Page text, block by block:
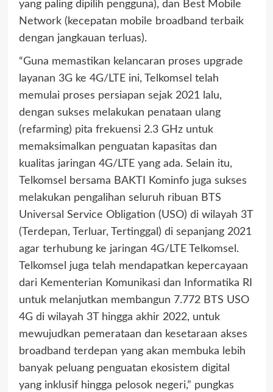
yang paling dipilih pengguna), dan Best Mobile
Network (kecepatan mobile broadband terbaik
dengan jangkauan terluas).
“Guna memastikan kelancaran proses upgrade
layanan 3G ke 4G/LTE ini, Telkomsel telah
memulai proses persiapan sejak 2021 lalu,
dengan sukses melakukan penataan ulang
(refarming) pita frekuensi 2.3 GHz untuk
memaksimalkan penguatan kapasitas dan
kualitas jaringan 4G/LTE yang ada. Selain itu,
Telkomsel bersama BAKTI Kominfo juga sukses
melakukan pengalihan seluruh ribuan BTS
Universal Service Obligation (USO) di wilayah 3T
(Terdepan, Terluar, Tertinggal) di sepanjang 2021
agar terhubung ke jaringan 4G/LTE Telkomsel.
Telkomsel juga telah mendapatkan kepercayaan
dari Kementerian Komunikasi dan Informatika RI
untuk melanjutkan membangun 7.772 BTS USO
4G di wilayah 3T hingga akhir 2022, untuk
mewujudkan pemerataan dan kesetaraan akses
broadband terdepan yang akan membuka lebih
banyak peluang penguatan ekosistem digital
yang inklusif hingga pelosok negeri,” pungkas